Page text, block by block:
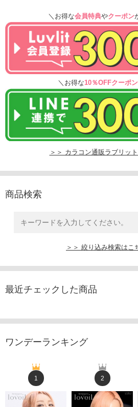
＼お得な会員特典やクーポン
＼お得な10％OFFクーポン
＞＞ カラコン通販ラブリッ
商品検索
＞＞ 絞り込み検索はこ
最近チェックした商品
ワンデーランキング
1 2